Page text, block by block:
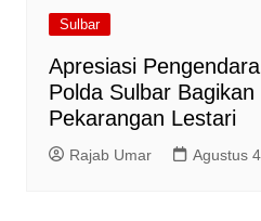
Sulbar
Apresiasi
Polda Sulbar Bagikan
Pekarangan Lestari
Rajab Umar Agustus